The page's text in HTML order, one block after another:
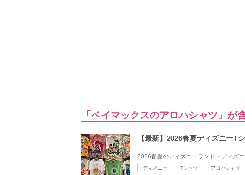
「ベイマックスのアロハシャツ」が
【最新】2026春夏ディズニーT
2026春夏のディズニーランド・ディズ
ディズニー Tシャツ アロハシャツ